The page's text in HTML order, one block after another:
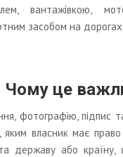
вантажівкою,
засобом на дорогах
Чому це
фотографію, підпис
власник має
державу або країну,